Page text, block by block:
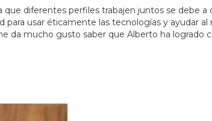
diferentes perfiles trabajen juntos se debe
usar éticamente las tecnologías y ayudar
mucho gusto saber que Alberto ha logrado